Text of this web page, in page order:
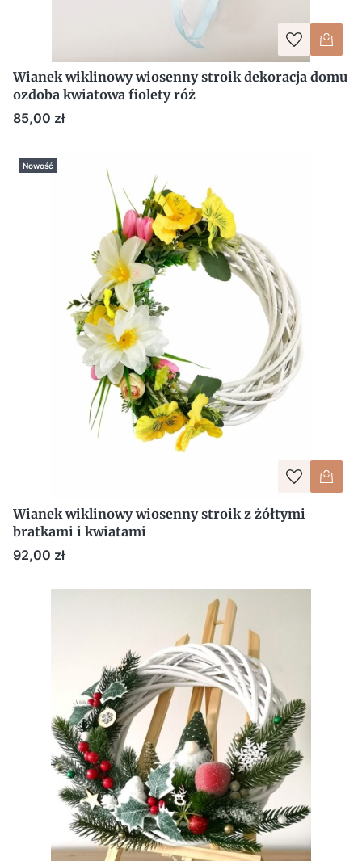
Wianek wiklinowy wiosenny stroik dekoracja domu
ozdoba kwiatowa fiolety róż
Cena
85,00 zł
Nowość
Wianek wiklinowy wiosenny stroik z żółtymi
bratkami i kwiatami
Cena
92,00 zł